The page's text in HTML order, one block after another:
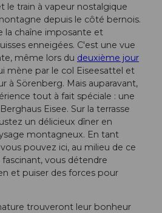
le train à vapeur nostalgique
depuis le côté bernois.
la chaîne imposante et
enneigées. C'est une vue
même lors du deuxième jour
mène par le col Eiseesattel et
à Sörenberg. Mais auparavant,
tout à fait spéciale : une
Eisee. Sur la terrasse
un délicieux dîner en
montagneux. En tant
pouvez ici, au milieu de ce
vous détendre
et puiser des forces pour
trouveront leur bonheur